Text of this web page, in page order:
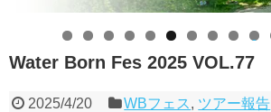
0
Water Born Fes 2025 VOL.77
2025/4/20 WBフェス , ツアー報告